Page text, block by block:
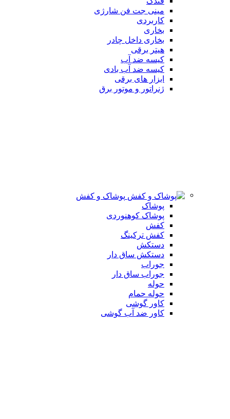
مینی جت فن شارژی
کاربردی
بخاری
بخاری داخل چادر
هیتر برقی
کیسه ضد آب
کیسه ضد آب بادی
ابزار های برقی
ژنراتور و موتور برق
پوشاک و کفش
پوشاک
پوشاک کوهنوردی
کفش
کفش ترکینگ
دستکش
دستکش ساق دار
جوراب
جوراب ساق دار
حوله
حوله حمام
کاور گوشی
کاور ضد آب گوشی